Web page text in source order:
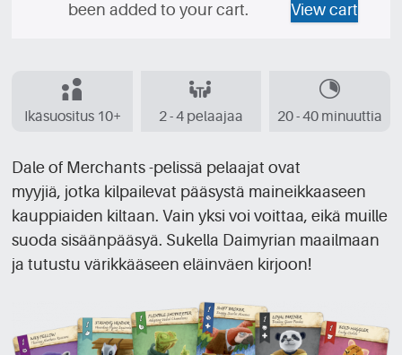
been added to your cart.
View cart
Ikäsuositus 10+ 2 - 4 pelaajaa 20 - 40 minuuttia
Dale of Merchants -pelissä pelaajat ovat
myyjiä, jotka kilpailevat pääsystä maineikkaaseen
kauppiaiden kiltaan. Vain yksi voi voittaa, eikä muille
suoda sisäänpääsyä. Sukella Daimyrian maailmaan
ja tutustu värikkääseen eläinväen kirjoon!